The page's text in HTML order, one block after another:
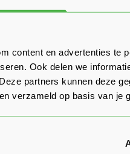
content en advertenties te
Ook delen we
partners kunnen deze
verzameld op basis van je